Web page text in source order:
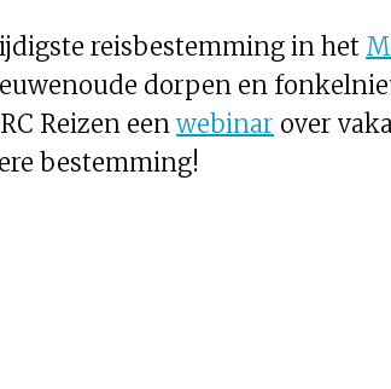
reisbestemming in het
dorpen en
Reizen een webinar over
bestemming!